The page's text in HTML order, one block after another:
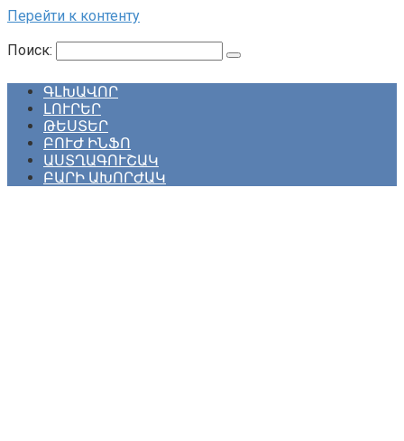
Перейти к контенту
Поиск:
ԳԼԽԱՎՈՐ
ԼՈՒՐԵՐ
ԹԵՍՏԵՐ
ԲՈՒԺ ԻՆՖՈ
ԱՍՏՂԱԳՈՒՇԱԿ
ԲԱՐԻ ԱԽՈՐԺԱԿ